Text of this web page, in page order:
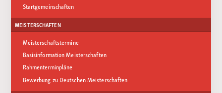
Startgemeinschaften
MEISTERSCHAFTEN
Meisterschaftstermine
Basisinformation Meisterschaften
Rahmenterminpläne
Bewerbung zu Deutschen Meisterschaften